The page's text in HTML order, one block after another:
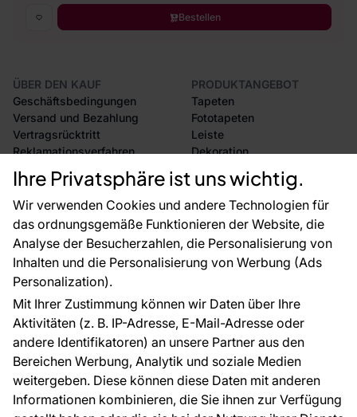
Ihre Privatsphäre ist uns wichtig.
Wir verwenden Cookies und andere Technologien für
das ordnungsgemäße Funktionieren der Website, die
Analyse der Besucherzahlen, die Personalisierung von
Inhalten und die Personalisierung von Werbung (Ads
Personalization).
Mit Ihrer Zustimmung können wir Daten über Ihre
Aktivitäten (z. B. IP-Adresse, E-Mail-Adresse oder
andere Identifikatoren) an unsere Partner aus den
Bereichen Werbung, Analytik und soziale Medien
weitergeben. Diese können diese Daten mit anderen
Informationen kombinieren, die Sie ihnen zur Verfügung
Bestellen
ÜBER DEN KAUF
Geschäftsbedingungen
Versand und Bezahlung
Vertragsrücktritt
Reklamationsverfahren
Rücksendung von Waren
CE-Zertifizierung
Großhandel
Raumvisualisierung
PRODUKTANGEBOT
Tapeten
Fototapeten
Leiste
Dekoration
Selbstklebende Folien
Zubehör
Tapetenmuster
FÜR SIE
Blog
EU-Projekte
Ratschläge und Tipps
FAQ
ÜBER DAS UNTERNEHMEN